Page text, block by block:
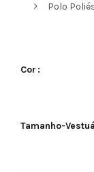
Polo
Cor
Tamanho-